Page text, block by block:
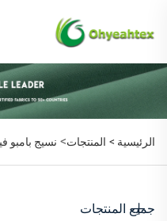
الرئيسية > المنتجات> نسيج بامبو
جميع المنتجات